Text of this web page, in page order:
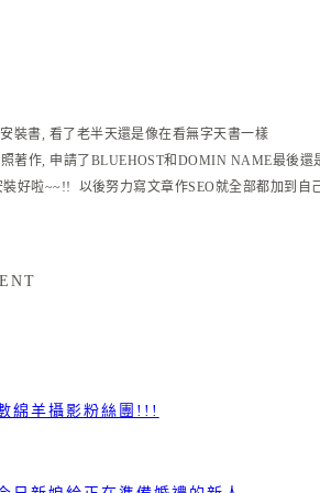
裝書, 看了老半天還是像在看無字天書一樣
著作, 申請了BLUEHOST和DOMIN NAME最後還
裝好啦~~!! 以後努力寫文章作SEO就全部都加到自
綿羊攝影粉絲團!!!